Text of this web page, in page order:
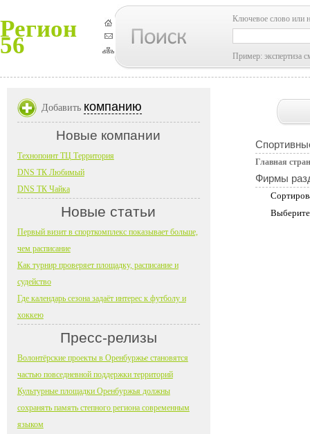
Регион
56
Ключевое слово или
Пример: экспертиза
Главная
Фирмы
Добавить компанию
Новые компании
Технопоинт ТЦ Территория
DNS ТК Любимый
DNS ТК Чайка
Новые статьи
Первый визит в спорткомплекс показывает больше,
чем расписание
Как турнир проверяет площадку, расписание и
судейство
Где календарь сезона задаёт интерес к футболу и
хоккею
Пресс-релизы
Волонтёрские проекты в Оренбуржье становятся
частью повседневной поддержки территорий
Культурные площадки Оренбуржья должны
сохранять память степного региона современным
языком